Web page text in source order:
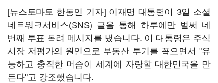
[뉴스토마토 한동인 기자] 이재명 대통령이 3일 소셜
네트워크서비스(SNS) 글을 통해 하루에만 벌써 네
번째 투표 독려 메시지를 냈습니다. 이 대통령은 주식
시장 저평가의 원인으로 부동산 투기를 꼽으면서 "유
능하고 충직한 머슴이 세계에 자랑할 대한민국을 만
든다"고 강조했습니다.